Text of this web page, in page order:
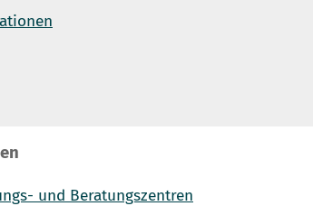
und Beratungszentren